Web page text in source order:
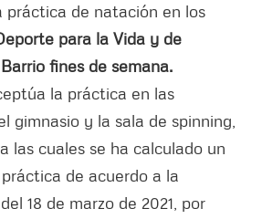
práctica de natación en los
para la Vida y de
fines de semana.
la práctica en las
gimnasio y la sala de spinning,
las cuales se ha calculado un
de acuerdo a la
18 de marzo de 2021, por